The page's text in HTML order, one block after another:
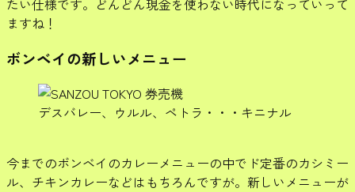
たい仕様です。どんどん現金を使わない時代になっていって
ますね！
ボンベイの新しいメニュー
デスバレー、ウルル、ペトラ・・・キニナル
今までのボンベイのカレーメニューの中でド定番のカシミー
ル、チキンカレーなどはもちろんですが。新しいメニューが